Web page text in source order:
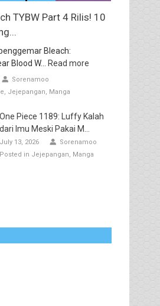
TYBW Part 4 Rilis! 10
Bleach:
Blood W...
Read more
Sorenamoo
Jejepangan Manga
One Piece 1189: Luffy Kalah
dari Imu Meski Pakai M...
July 13, 2026
Sorenamoo
Posted in Jejepangan Manga